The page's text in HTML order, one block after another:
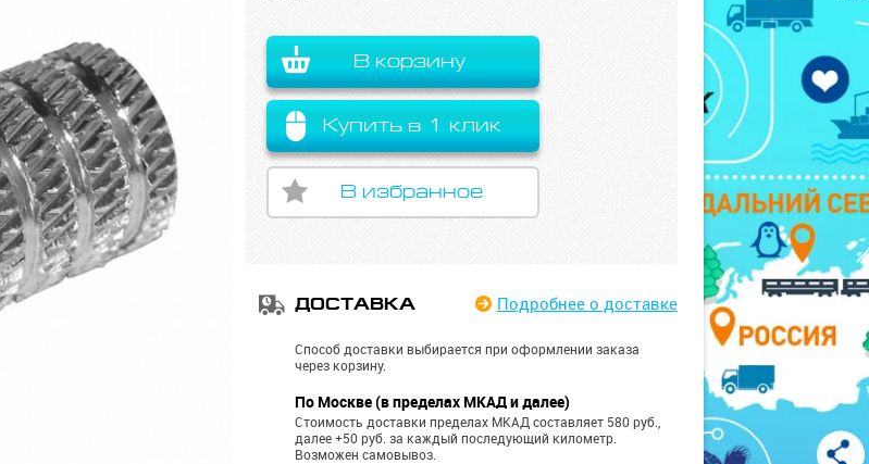
В корзину
Купить в 1 клик
В избранное
ДОСТАВКА Подробнее о доставке
Способ доставки выбирается при оформлении заказа
через корзину.
По Москве (в пределах МКАД и далее)
Стоимость доставки пределах МКАД составляет 580 руб.,
далее +50 руб. за каждый последующий километр.
Возможен самовывоз.